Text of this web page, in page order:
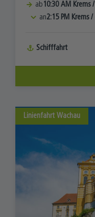
ab10:30 AM Krems/
an2:15 PM Krems/
Schifffahrt
Linienfahrt Wachau